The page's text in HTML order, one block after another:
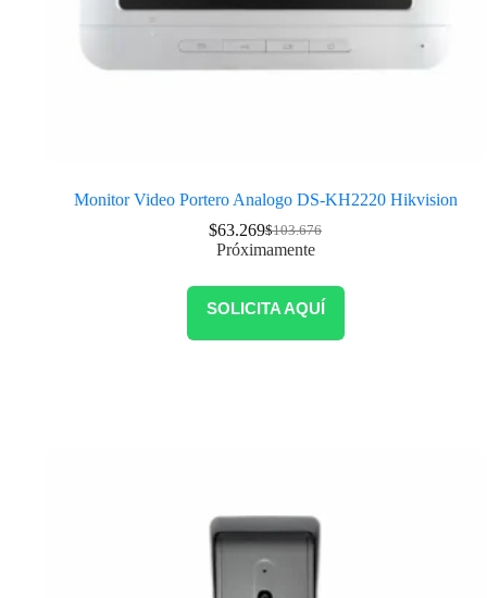
Monitor Video Portero Analogo DS-KH2220 Hikvision
$103.676
$63.269
Próximamente
SOLICITA AQUÍ